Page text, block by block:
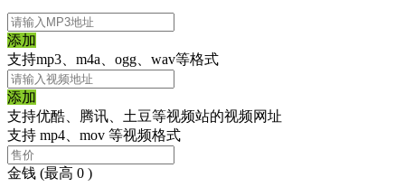
添加
支持mp3、m4a、ogg、wav等格式
添加
支持优酷、腾讯、土豆等视频站的视频网址
支持 mp4、mov 等视频格式
金钱 (最高 0 )